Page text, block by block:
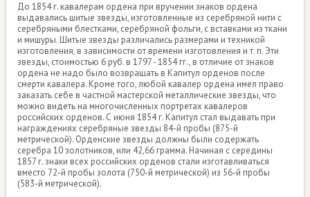
До 1854 г. кавалерам ордена при вручении знаков ордена
выдавались шитые звезды, изготовленные из серебряной нити с
серебряными блестками, серебряной фольги, с вставками из ткани
и мишуры. Шитые звезды различались размерами и техникой
изготовления, в зависимости от времени изготовления и т. п. Эти
звезды, стоимостью 6 руб. в 1797 - 1854 гг., в отличие от знаков
ордена не надо было возвращать в Капитул орденов после
смерти кавалера. Кроме того, любой кавалер ордена имел право
заказать себе в частной мастерской металлические звезды, что
можно видеть на многочисленных портретах кавалеров
российских орденов. С июня 1854 г. Капитул стал выдавать при
награждениях серебряные звезды 84-й пробы (875-й
метрической). Орденские звезды должны были содержать
серебра 10 золотников, или 42,66 грамма. Начиная с середины
1857 г. знаки всех российских орденов стали изготавливаться
вместо 72-й пробы золота (750-й метрической) из 56-й пробы
(583-й метрической).